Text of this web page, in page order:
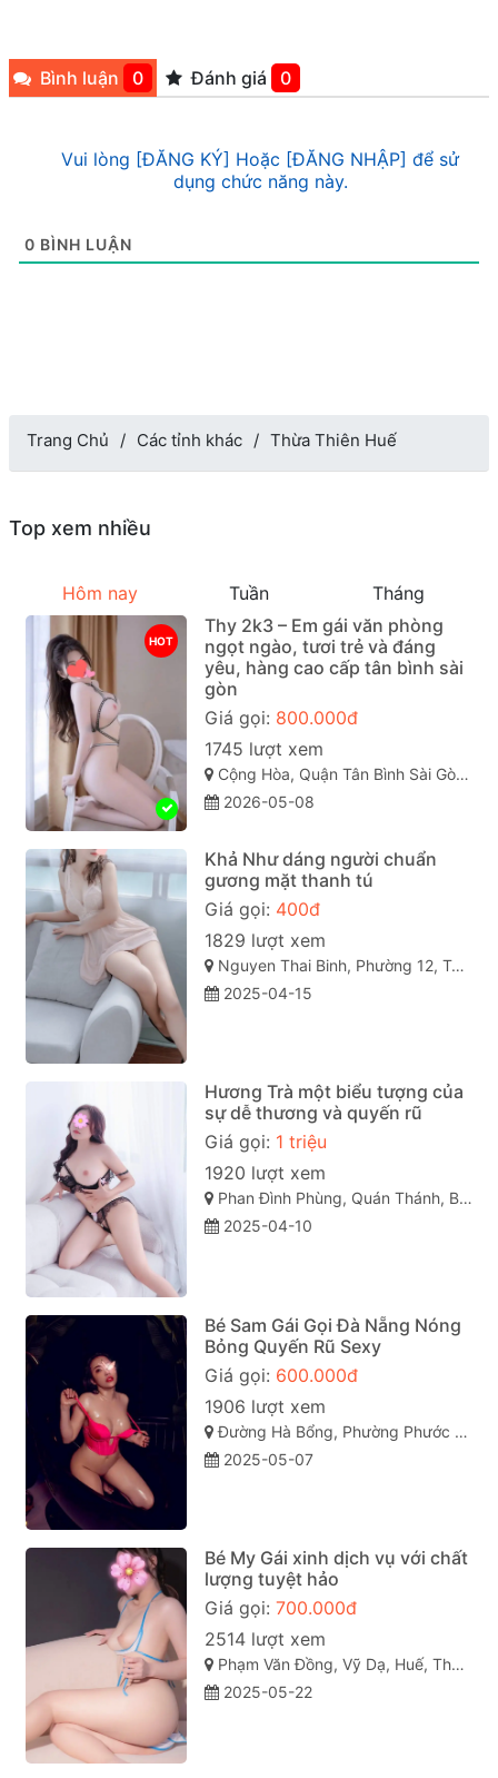
Bình luận 0 Đánh giá 0
Vui lòng [ĐĂNG KÝ] Hoặc [ĐĂNG NHẬP] để sử
dụng chức năng này.
0 BÌNH LUẬN
Trang Chủ Các tỉnh khác Thừa Thiên Huế
Top xem nhiều
Hôm nay Tuần Tháng
HOT
Thy 2k3 – Em gái văn phòng
ngọt ngào, tươi trẻ và đáng
yêu, hàng cao cấp tân bình sài
gòn
Giá gọi: 800.000đ
1745 lượt xem
Cộng Hòa, Quận Tân Bình Sài Gòn ( TP. Hồ Chí Minh )
2026-05-08
Khả Như dáng người chuẩn
gương mặt thanh tú
Giá gọi: 400đ
1829 lượt xem
Nguyen Thai Binh, Phường 12, Tân Bình, Thành phố Hồ Chí Minh
2025-04-15
Hương Trà một biểu tượng của
sự dễ thương và quyến rũ
Giá gọi: 1 triệu
1920 lượt xem
Phan Đình Phùng, Quán Thánh, Ba Đình, Hà Nội
2025-04-10
Bé Sam Gái Gọi Đà Nẵng Nóng
Bỏng Quyến Rũ Sexy
Giá gọi: 600.000đ
1906 lượt xem
Đường Hà Bổng, Phường Phước Mỹ, Quận Sơn Trà, Thành phố Đà Nẵng
2025-05-07
Bé My Gái xinh dịch vụ với chất
lượng tuyệt hảo
Giá gọi: 700.000đ
2514 lượt xem
Phạm Văn Đồng, Vỹ Dạ, Huế, Thừa Thiên Huế
2025-05-22